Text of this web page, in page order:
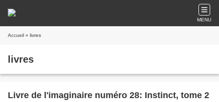
MENU
Accueil » livres
livres
Livre de l'imaginaire numéro 28: Instinct, tome 2